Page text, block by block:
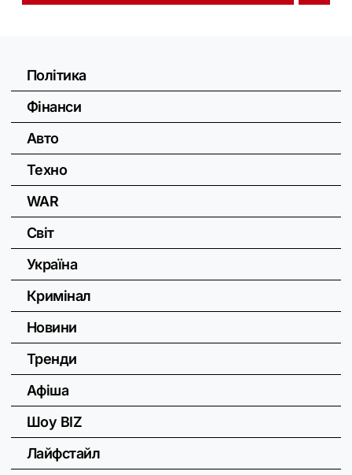
Політика
Фінанси
Авто
Техно
WAR
Світ
Україна
Кримінал
Новини
Тренди
Афіша
Шоу BIZ
Лайфстайл